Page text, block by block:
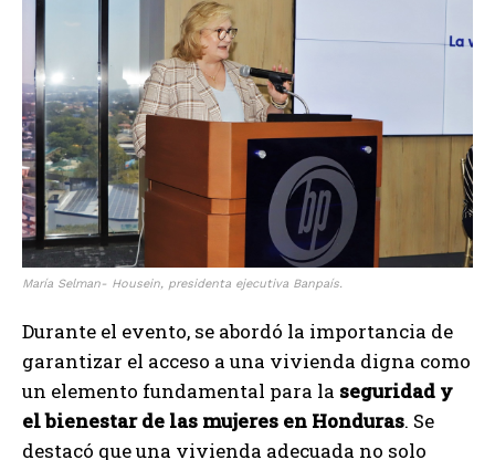
María Selman- Housein, presidenta ejecutiva Banpaís.
Durante el evento, se abordó la importancia de
garantizar el acceso a una vivienda digna como
un elemento fundamental para la seguridad y
el bienestar de las mujeres en Honduras. Se
destacó que una vivienda adecuada no solo